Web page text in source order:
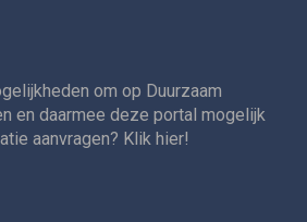
om op Duurzaam
en daarmee deze portal mogelijk
aanvragen? Klik hier!